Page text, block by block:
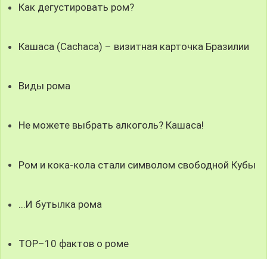
Как дегустировать ром?
Кашаса (Cachaca) – визитная карточка Бразилии
Виды рома
Не можете выбрать алкоголь? Кашаса!
Ром и кока-кола стали символом свободной Кубы
...И бутылка рома
ТОР–10 фактов о роме